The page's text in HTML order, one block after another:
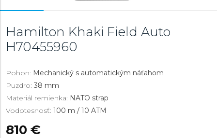
Hamilton Khaki Field Auto
H70455960
Pohon: Mechanický s automatickým náťahom
Puzdro: 38 mm
Materiál remienka: NATO strap
Vodotesnosť: 100 m / 10 ATM
810 €